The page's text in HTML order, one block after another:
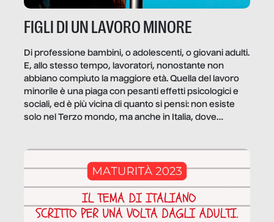
FIGLI DI UN LAVORO MINORE
Di professione bambini, o adolescenti, o giovani adulti.
E, allo stesso tempo, lavoratori, nonostante non
abbiano compiuto la maggiore età. Quella del lavoro
minorile è una piaga con pesanti effetti psicologici e
sociali, ed è più vicina di quanto si pensi: non esiste
solo nel Terzo mondo, ma anche in Italia, dove